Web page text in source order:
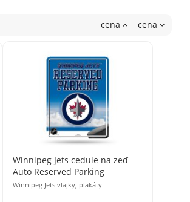
cena cena
Winnipeg Jets cedule na zeď
Auto Reserved Parking
Winnipeg Jets vlajky, plakáty